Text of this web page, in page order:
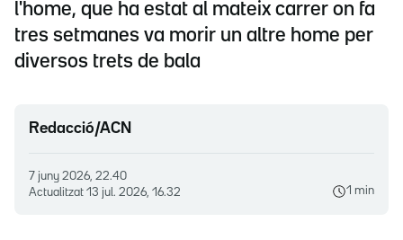
l'home, que ha estat al mateix carrer on fa
tres setmanes va morir un altre home per
diversos trets de bala
Redacció/ACN
7 juny 2026, 22.40
Actualitzat 13 jul. 2026, 16.32 1 min